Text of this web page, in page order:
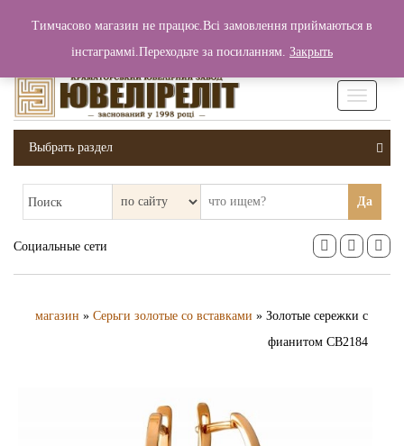
Вход / Регистрация 0 грн.
Выбрать раздел
Поиск Да
Социальные сети
магазин » Серьги золотые со вставками » Золотые сережки с
фианитом СВ2184
Тимчасово магазин не працює.Всі замовлення приймаються в
інстаграммі.Переходьте за посиланням. Закрыть